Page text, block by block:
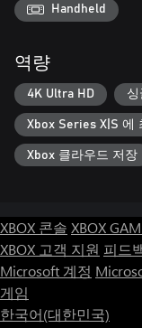
Handheld
역량
4K Ultra HD 싱
Xbox Series X|S 에
Xbox 클라우드 저장
XBOX 콘솔 XBOX
XBOX 고객 지원 피드
Microsoft 계정
게임
한국어(대한민국)